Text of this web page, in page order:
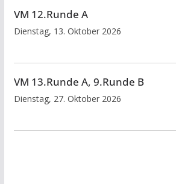
VM 12.Runde A
Dienstag, 13. Oktober 2026
VM 13.Runde A, 9.Runde B
Dienstag, 27. Oktober 2026